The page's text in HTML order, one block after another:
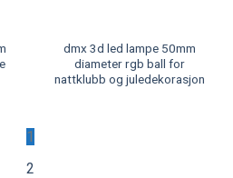
dmx 3d led lampe 50mm
diameter rgb ball for
nattklubb og juledekorasjon
1
2